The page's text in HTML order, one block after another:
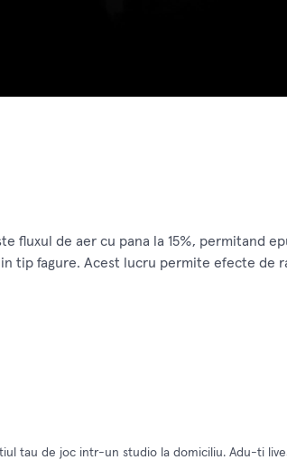
fluxul de aer cu pana la 15%, permitand
tip fagure. Acest lucru permite efecte de
tau de joc intr-un studio la domiciliu. Adu-ti